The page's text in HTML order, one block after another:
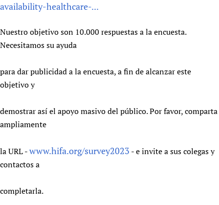
availability-healthcare-...
Nuestro objetivo son 10.000 respuestas a la encuesta.
Necesitamos su ayuda
para dar publicidad a la encuesta, a fin de alcanzar este
objetivo y
demostrar así el apoyo masivo del público. Por favor, comparta
ampliamente
la URL -www.hifa.org/survey2023 - e invite a sus colegas y
contactos a
completarla.